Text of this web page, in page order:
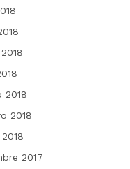
2018
2018
2017